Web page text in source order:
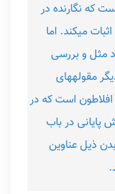
که نگارنده در
صفحات بعد طی براهین مختلف آن را اثبات می‎کند. اما
مثل و بررسی
اوصاف و ویژگی‎های آن و ارتباط مثل با دیگر مقوله‎های
است که در
در باب
ذیل عناوین